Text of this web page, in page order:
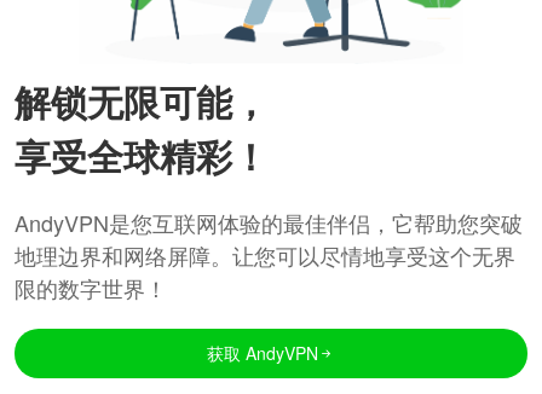
解锁无限可能，
享受全球精彩！
AndyVPN是您互联网体验的最佳伴侣，它帮助您突破
地理边界和网络屏障。让您可以尽情地享受这个无界
限的数字世界！
获取 AndyVPN